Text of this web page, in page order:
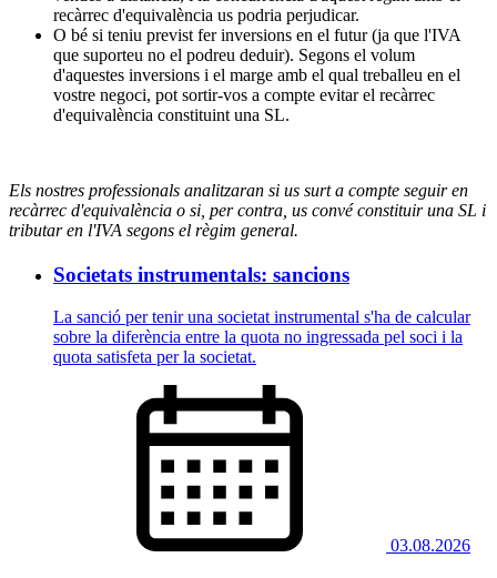
recàrrec d'equivalència us podria perjudicar.
O bé si teniu previst fer inversions en el futur (ja que l'IVA
que suporteu no el podreu deduir). Segons el volum
d'aquestes inversions i el marge amb el qual treballeu en el
vostre negoci, pot sortir-vos a compte evitar el recàrrec
d'equivalència constituint una SL.
Els nostres professionals analitzaran si us surt a compte seguir en
recàrrec d'equivalència o si, per contra, us convé constituir una SL i
tributar en l'IVA segons el règim general.
Societats instrumentals: sancions
La sanció per tenir una societat instrumental s'ha de calcular
sobre la diferència entre la quota no ingressada pel soci i la
quota satisfeta per la societat.
03.08.2026